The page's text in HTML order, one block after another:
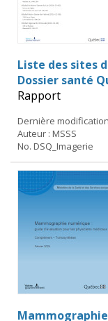
Liste des sites
Dossier santé
Rapport
Dernière
Auteur : MSSS
No. DSQ_Imagerie